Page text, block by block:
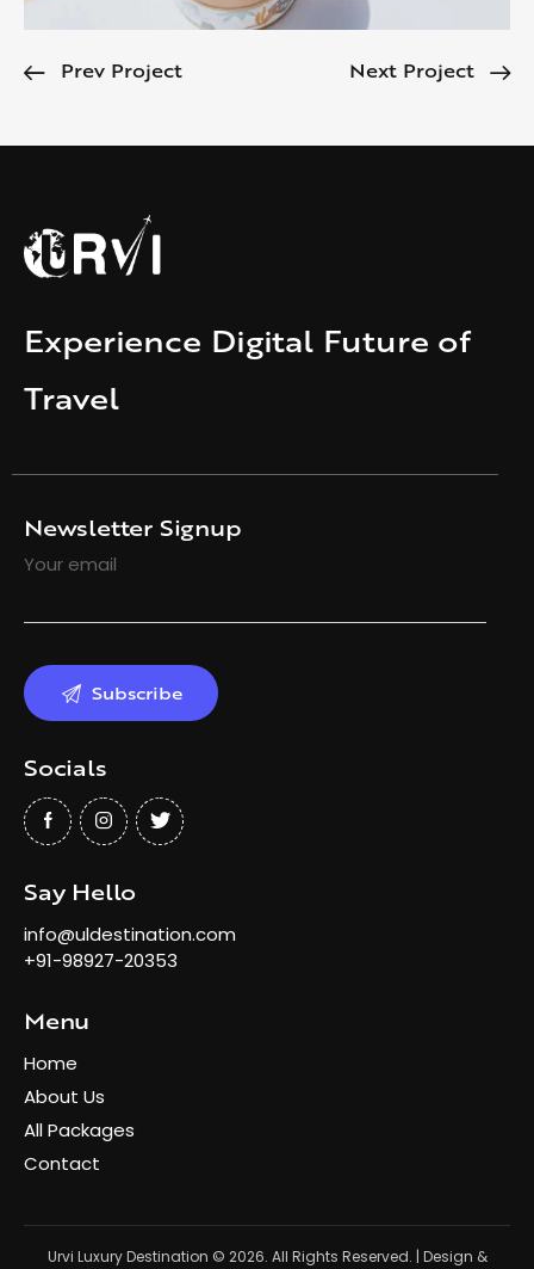
Prev Project Next Project
Experience Digital Future of
Travel
Newsletter Signup
Your email
Socials
Say Hello
info@uldestination.com
+91-98927-20353
Menu
Home
About Us
All Packages
Contact
Urvi Luxury Destination © 2026. All Rights Reserved. | Design &